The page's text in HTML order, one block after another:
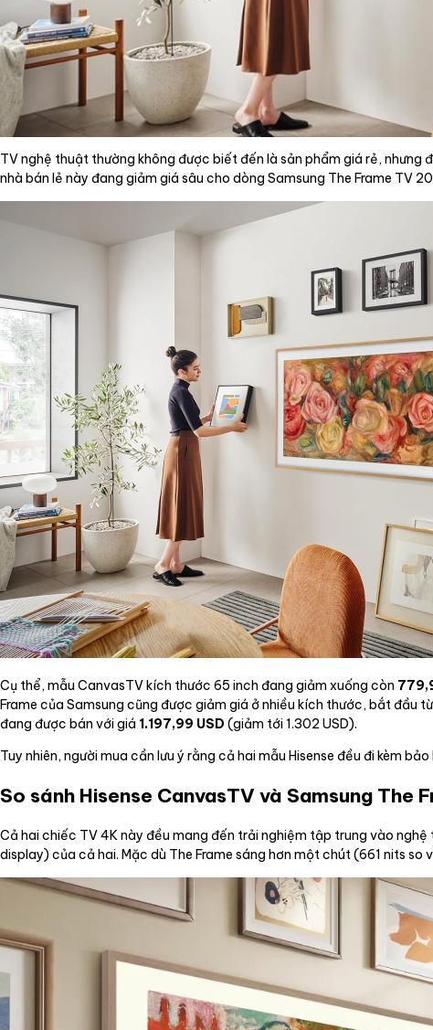
TV nghệ thuật thường không được biết đến là sản phẩm giá rẻ,
nhà bán lẻ này đang giảm giá sâu cho dòng Samsung The Frame TV
Cụ thể, mẫu CanvasTV kích thước 65 inch đang giảm xuống còn
Frame của Samsung cũng được giảm giá ở nhiều kích thước, bắt đầu
đang được bán với giá 1.197,99 USD (giảm tới 1.302 USD).
Tuy nhiên, người mua cần lưu ý rằng cả hai mẫu Hisense đều đi kèm
So sánh Hisense CanvasTV và Samsung The
Cả hai chiếc TV 4K này đều mang đến trải nghiệm tập trung vào
display) của cả hai. Mặc dù The Frame sáng hơn một chút (661 nits so